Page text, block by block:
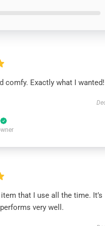
comfy. Exactly what I wanted!
that I use all the time. It’s
very well.